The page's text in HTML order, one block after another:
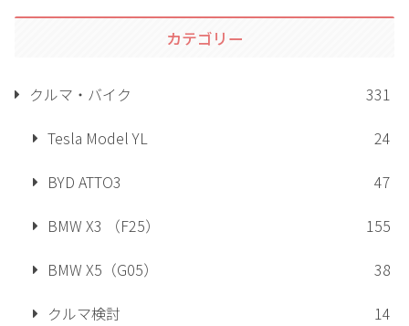
カテゴリー
クルマ・バイク
331
Tesla Model YL
24
BYD ATTO3
47
BMW X3 （F25）
155
BMW X5（G05）
38
クルマ検討
14